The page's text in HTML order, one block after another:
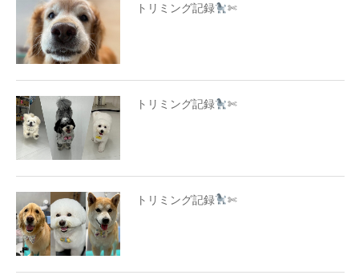
トリミング記録 ✄
トリミング記録 ✄
トリミング記録 ✄